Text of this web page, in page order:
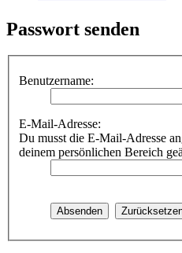
Passwort senden
Benutzername:
E-Mail-Adresse:
Du musst die E-Mail-Adresse
deinem persönlichen Bereich